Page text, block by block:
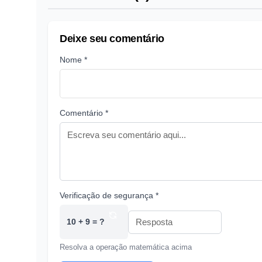
Deixe seu comentário
Nome *
Comentário *
Verificação de segurança *
10 + 9 = ?
Resolva a operação matemática acima